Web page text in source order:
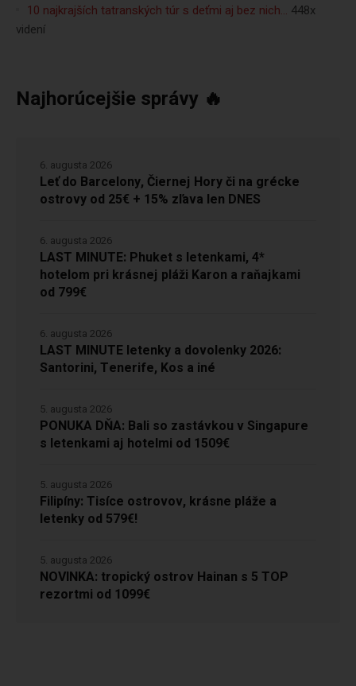
10 najkrajších tatranských túr s deťmi aj bez nich… 448x
videní
Najhorúcejšie správy 🔥
Leť do Barcelony, Čiernej Hory či na grécke
ostrovy od 25€ + 15% zľava len DNES
6. augusta 2026
LAST MINUTE: Phuket s letenkami, 4*
hotelom pri krásnej pláži Karon a raňajkami
od 799€
6. augusta 2026
LAST MINUTE letenky a dovolenky 2026:
Santorini, Tenerife, Kos a iné
6. augusta 2026
PONUKA DŇA: Bali so zastávkou v Singapure
s letenkami aj hotelmi od 1509€
5. augusta 2026
Filipíny: Tisíce ostrovov, krásne pláže a
letenky od 579€!
5. augusta 2026
NOVINKA: tropický ostrov Hainan s 5 TOP
rezortmi od 1099€
5. augusta 2026